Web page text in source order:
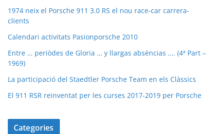
1974 neix el Porsche 911 3.0 RS el nou race-car carrera-
clients
Calendari activitats Pasionporsche 2010
Entre … periòdes de Gloria … y llargas absèncias …. (4ª Part –
1969)
La participació del Staedtler Porsche Team en els Clàssics
El 911 RSR reinventat per les curses 2017-2019 per Porsche
Categories